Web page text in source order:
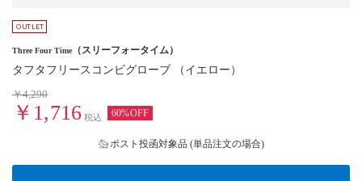
Three Four Time （スリーフォータイム）
タフタフリースコンビグローブ （イエロー）
￥4,290
￥1,716 税込 60%OFF
ポスト投函対象品 (単品注文の場合)